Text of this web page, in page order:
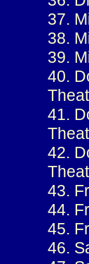
37.
38.
39.
40.
41.
42.
43.
44.
45.
46.